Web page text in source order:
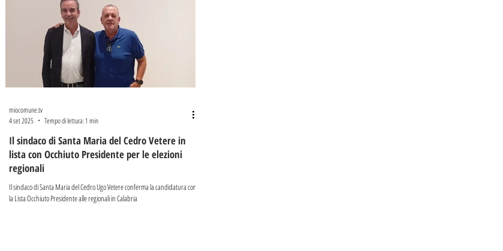
Il sindaco di Santa Maria del Cedro Vetere in
lista con Occhiuto Presidente per le elezioni
regionali
Il sindaco di Santa Maria del Cedro Ugo Vetere conferma la candidatura con
la Lista Occhiuto Presidente alle regionali in Calabria
miocomune.tv
4 set 2025
Tempo di lettura: 1 min